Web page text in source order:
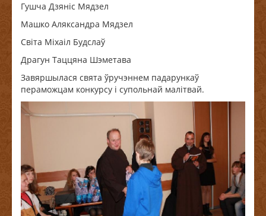
Гушча Дзяніс Мядзел
Машко Аляксандра Мядзел
Світа Міхаіл Будслаў
Драгун Таццяна Шэметава
Завяршылася свята ўручэннем падарункаў
пераможцам конкурсу і супольнай малітвай.